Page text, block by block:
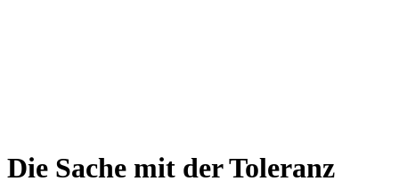
Die Sache mit der Toleranz